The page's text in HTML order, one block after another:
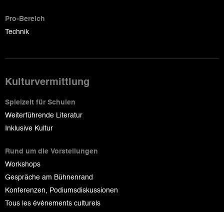
Pro-Bereich
Technik
Kulturvermittlung
Spielzeit für Schulen
Weiterführende Literatur
Inklusive Kultur
Rund um die Vorstellungen
Workshops
Gespräche am Bühnenrand
Konferenzen, Podiumsdiskussionen
Tous les événements culturels